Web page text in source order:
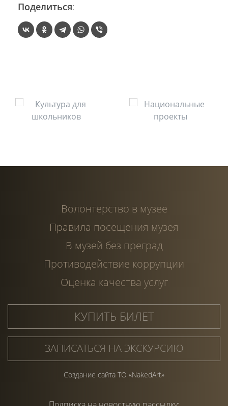
Поделиться:
Волонтерство в музее
Правила посещения музея
В музей без преград
Противодействие коррупции
Оценка качества услуг
КУПИТЬ БИЛЕТ
ЗАПИСАТЬСЯ НА ЭКСКУРСИЮ
Создание сайта ТО «NakedArt»